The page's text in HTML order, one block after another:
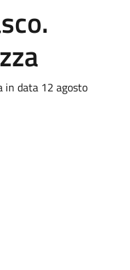
in data 12 agosto